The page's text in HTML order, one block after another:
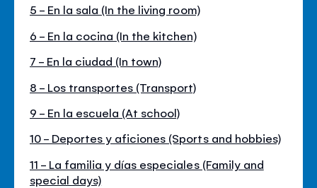
5 - En la sala (In the living room)
6 - En la cocina (In the kitchen)
7 - En la ciudad (In town)
8 - Los transportes (Transport)
9 - En la escuela (At school)
10 - Deportes y aficiones (Sports and hobbies)
11 - La familia y días especiales (Family and
special days)